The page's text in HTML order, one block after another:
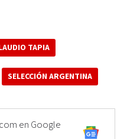
TAPIA
SELECCIÓN ARGENTINA
en Google